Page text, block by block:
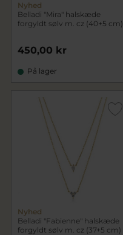
Nyhed
Belladi "Mira" halskæde
forgyldt sølv m. cz (40+5 cm)
450,00 kr
På lager
Nyhed
Belladi "Fabienne" halskæde
forgyldt sølv m. cz (37+5 cm)